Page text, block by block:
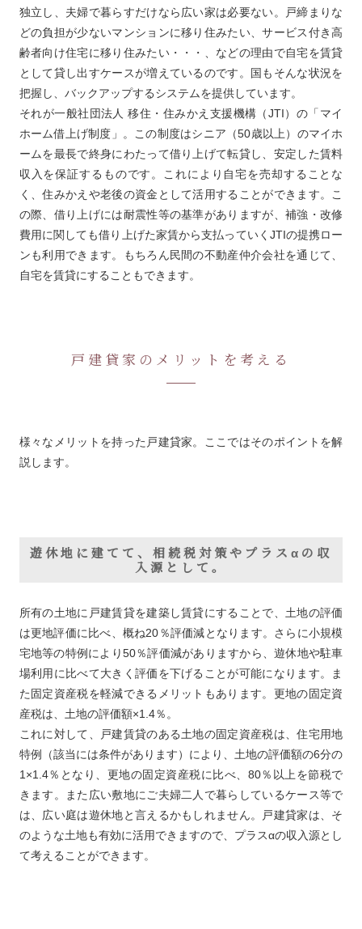
独立し、夫婦で暮らすだけなら広い家は必要ない。戸締まりな
どの負担が少ないマンションに移り住みたい、サービス付き高
齢者向け住宅に移り住みたい・・・、などの理由で自宅を賃貸
として貸し出すケースが増えているのです。国もそんな状況を
把握し、バックアップするシステムを提供しています。
それが一般社団法人 移住・住みかえ支援機構（JTI）の「マイ
ホーム借上げ制度」。この制度はシニア（50歳以上）のマイホ
ームを最長で終身にわたって借り上げて転貸し、安定した賃料
収入を保証するものです。これにより自宅を売却することな
く、住みかえや老後の資金として活用することができます。こ
の際、借り上げには耐震性等の基準がありますが、補強・改修
費用に関しても借り上げた家賃から支払っていくJTIの提携ロー
ンも利用できます。もちろん民間の不動産仲介会社を通じて、
自宅を賃貸にすることもできます。
戸建貸家のメリットを考える
様々なメリットを持った戸建貸家。ここではそのポイントを解
説します。
遊休地に建てて、相続税対策やプラスαの収
入源として。
所有の土地に戸建賃貸を建築し賃貸にすることで、土地の評価
は更地評価に比べ、概ね20％評価減となります。さらに小規模
宅地等の特例により50％評価減がありますから、遊休地や駐車
場利用に比べて大きく評価を下げることが可能になります。ま
た固定資産税を軽減できるメリットもあります。更地の固定資
産税は、土地の評価額×1.4％。
これに対して、戸建賃貸のある土地の固定資産税は、住宅用地
特例（該当には条件があります）により、土地の評価額の6分の
1×1.4％となり、更地の固定資産税に比べ、80％以上を節税で
きます。また広い敷地にご夫婦二人で暮らしているケース等で
は、広い庭は遊休地と言えるかもしれません。戸建貸家は、そ
のような土地も有効に活用できますので、プラスαの収入源とし
て考えることができます。